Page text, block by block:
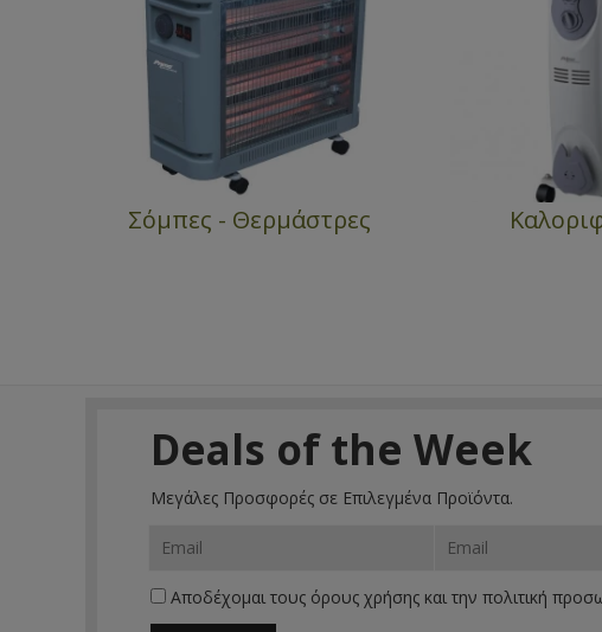
Σόμπες - Θερμάστρες
Deals of the Week
Μεγάλες Προσφορές σε Επιλεγμένα Προϊόντα.
Αποδέχομαι τους όρους χρήσης και την πολιτική